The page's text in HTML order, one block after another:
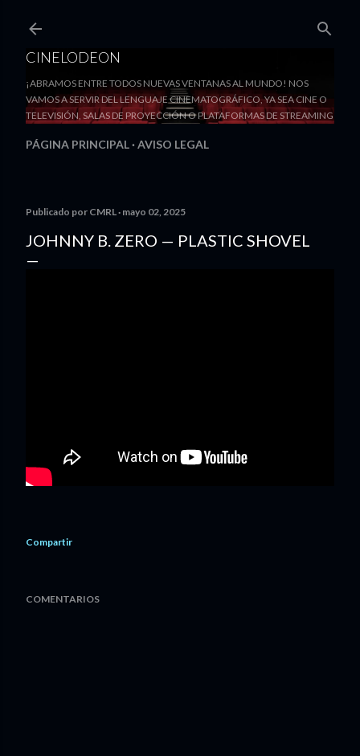
CINELODEON
¡ABRAMOS ENTRE TODOS NUEVAS VENTANAS AL MUNDO! NOS
VAMOS A SERVIR DEL LENGUAJE CINEMATOGRÁFICO, YA SEA CINE O
TELEVISIÓN, SALAS DE PROYECCIÓN O PLATAFORMAS DE STREAMING
PÁGINA PRINCIPAL AVISO LEGAL
Publicado por CMRL mayo 02, 2025
JOHNNY B. ZERO — PLASTIC SHOVEL
Compartir
COMENTARIOS